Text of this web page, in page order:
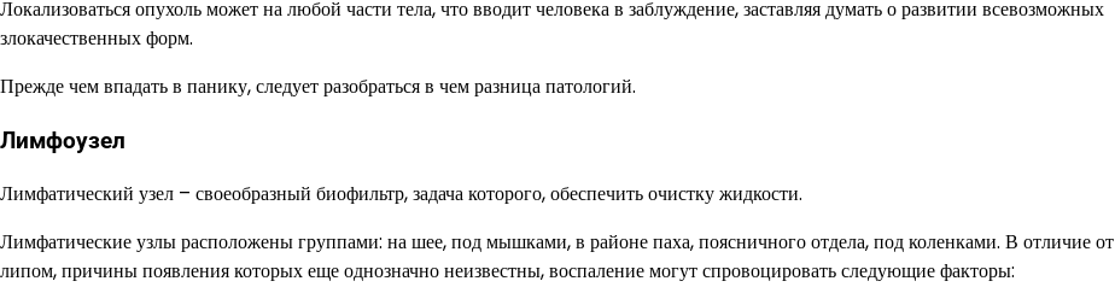
Локализоваться опухоль может на любой части тела, что вводит человека в заблуждение, заставляя думать о развитии всевозможных
злокачественных форм.
Прежде чем впадать в панику, следует разобраться в чем разница патологий.
Лимфоузел
Лимфатический узел – своеобразный биофильтр, задача которого, обеспечить очистку жидкости.
Лимфатические узлы расположены группами: на шее, под мышками, в районе паха, поясничного отдела, под коленками. В отличие от
липом, причины появления которых еще однозначно неизвестны, воспаление могут спровоцировать следующие факторы: